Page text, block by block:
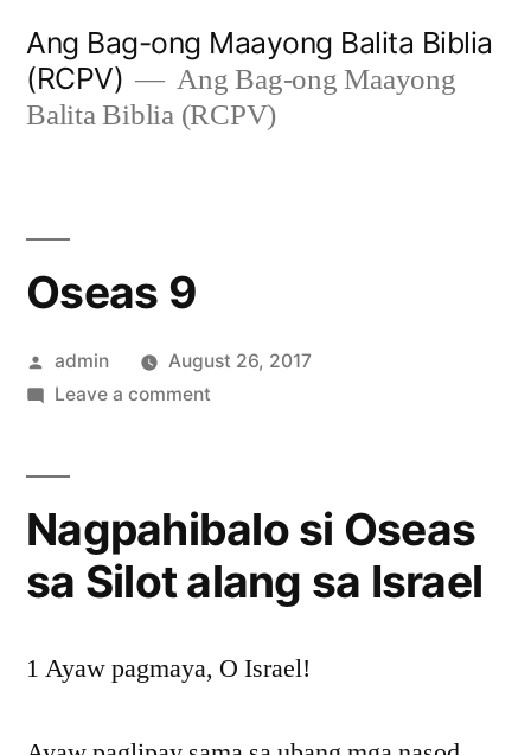
content
Ang Bag-ong Maayong Balita Biblia
(RCPV)
Ang Bag-ong Maayong
Balita Biblia (RCPV)
Oseas 9
Posted
by
admin
August 26, 2017
Leave a commenton
Nagpahibalo si Oseas
sa Silot alang sa Israel
1 Ayaw pagmaya, O Israel!